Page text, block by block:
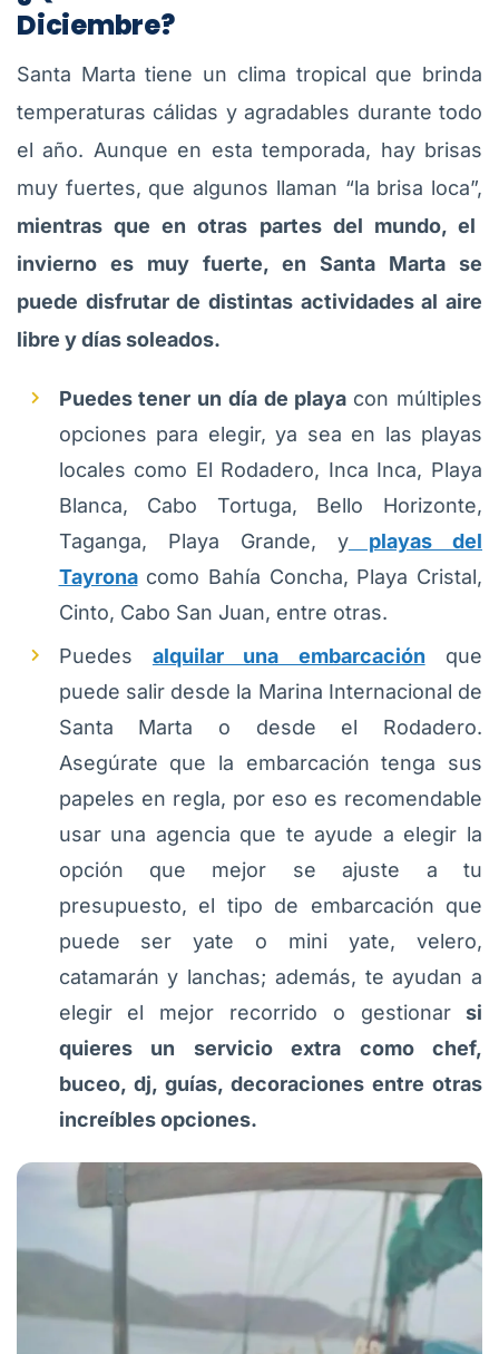
Diciembre?
Santa Marta tiene un clima tropical que brinda
temperaturas cálidas y agradables durante todo
el año. Aunque en esta temporada, hay brisas
muy fuertes, que algunos llaman “la brisa loca”,
mientras que en otras partes del mundo, el
invierno es muy fuerte, en Santa Marta se
puede disfrutar de distintas actividades al aire
libre y días soleados.
Puedes tener un día de playa con múltiples
opciones para elegir, ya sea en las playas
locales como El Rodadero, Inca Inca, Playa
Blanca, Cabo Tortuga, Bello Horizonte,
Taganga, Playa Grande, yplayas del
Tayronacomo Bahía Concha, Playa Cristal,
Cinto, Cabo San Juan, entre otras.
Puedes alquilar una embarcación que
puede salir desde la Marina Internacional de
Santa Marta o desde el Rodadero.
Asegúrate que la embarcación tenga sus
papeles en regla, por eso es recomendable
usar una agencia que te ayude a elegir la
opción que mejor se ajuste a tu
presupuesto, el tipo de embarcación que
puede ser yate o mini yate, velero,
catamarán y lanchas; además, te ayudan a
elegir el mejor recorrido o gestionar si
quieres un servicio extra como chef,
buceo, dj, guías, decoraciones entre otras
increíbles opciones.